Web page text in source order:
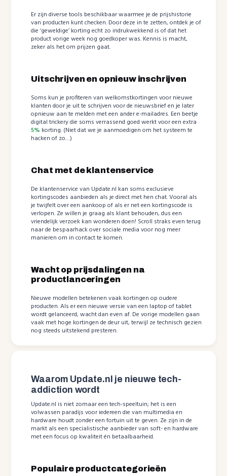
Er zijn diverse tools beschikbaar waarmee je de prijshistorie
van producten kunt checken. Door deze in te zetten, ontdek je of
die ‘geweldige’ korting echt zo indrukwekkend is of dat het
product vorige week nog goedkoper was. Kennis is macht,
zeker als het om prijzen gaat.
Uitschrijven en opnieuw inschrijven
Soms kun je profiteren van welkomstkortingen voor nieuwe
klanten door je uit te schrijven voor de nieuwsbrief en je later
opnieuw aan te melden met een ander e-mailadres. Een beetje
digital trickery die soms verrassend goed werkt voor een extra
5% korting. (Niet dat we je aanmoedigen om het systeem te
hacken of zo…)
Chat met de klantenservice
De klantenservice van Update.nl kan soms exclusieve
kortingscodes aanbieden als je direct met hen chat. Vooral als
je twijfelt over een aankoop of als er net een kortingscode is
verlopen. Ze willen je graag als klant behouden, dus een
vriendelijk verzoek kan wonderen doen! Scroll straks even terug
naar de bespaarhack over sociale media voor nog meer
manieren om in contact te komen.
Wacht op prijsdalingen na
productlanceringen
Nieuwe modellen betekenen vaak kortingen op oudere
producten. Als er een nieuwe versie van een laptop of tablet
wordt gelanceerd, wacht dan even af. De vorige modellen gaan
vaak met hoge kortingen de deur uit, terwijl ze technisch gezien
nog steeds uitstekend presteren.
Waarom Update.nl je nieuwe tech-
addiction wordt
Update.nl is niet zomaar een tech-speeltuin; het is een
volwassen paradijs voor iedereen die van multimedia en
hardware houdt zonder een fortuin uit te geven. Ze zijn in de
markt als een specialistische aanbieder van soft- en hardware
met een focus op kwaliteit én betaalbaarheid.
Populaire productcategorieën